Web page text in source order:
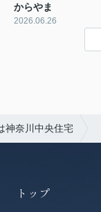
からやま
2026.06.26
神奈川中央住宅
トップ